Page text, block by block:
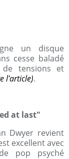
un disque
cesse baladé
de tensions et
l'article).
at last"
Dwyer revient
excellent avec
pop psyché